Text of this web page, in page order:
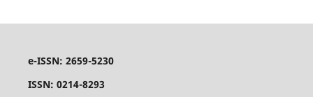
e-ISSN: 2659-5230
ISSN: 0214-8293